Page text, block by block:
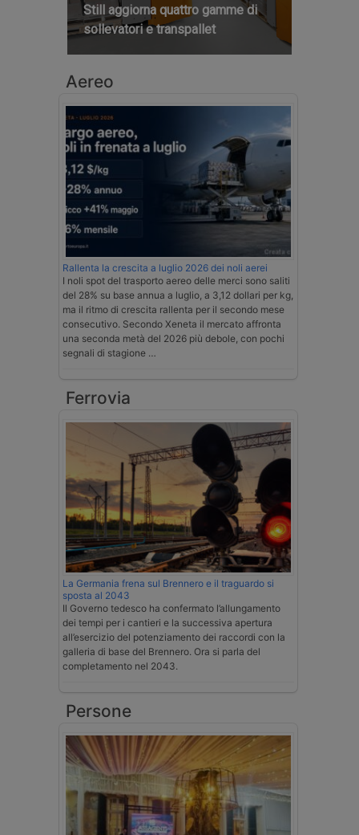
Still aggiorna quattro gamme di
sollevatori e transpallet
Aereo
Rallenta la crescita a luglio 2026 dei noli aerei
I noli spot del trasporto aereo delle merci sono saliti
del 28% su base annua a luglio, a 3,12 dollari per kg,
ma il ritmo di crescita rallenta per il secondo mese
consecutivo. Secondo Xeneta il mercato affronta
una seconda metà del 2026 più debole, con pochi
segnali di stagione …
Ferrovia
La Germania frena sul Brennero e il traguardo si
sposta al 2043
Il Governo tedesco ha confermato l’allungamento
dei tempi per i cantieri e la successiva apertura
all’esercizio del potenziamento dei raccordi con la
galleria di base del Brennero. Ora si parla del
completamento nel 2043.
Persone